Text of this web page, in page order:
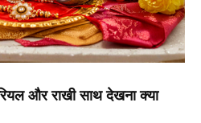
और राखी साथ देखना क्या